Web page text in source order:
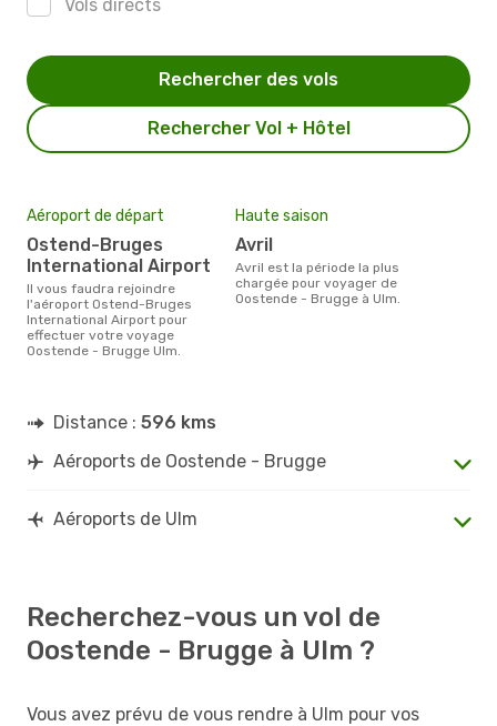
Vols directs
Rechercher Vol + Hôtel
Rechercher des vols
Aéroport de départ
Ostend-Bruges
International Airport
Il vous faudra rejoindre
l'aéroport Ostend-Bruges
International Airport pour
effectuer votre voyage
Oostende - Brugge Ulm.
Haute saison
avril
avril est la période la plus
chargée pour voyager de
Oostende - Brugge à Ulm.
Distance : 596 kms
Aéroports de Oostende - Brugge
Aéroports de Ulm
Recherchez-vous un vol de
Oostende - Brugge à Ulm ?
Vous avez prévu de vous rendre à Ulm pour vos